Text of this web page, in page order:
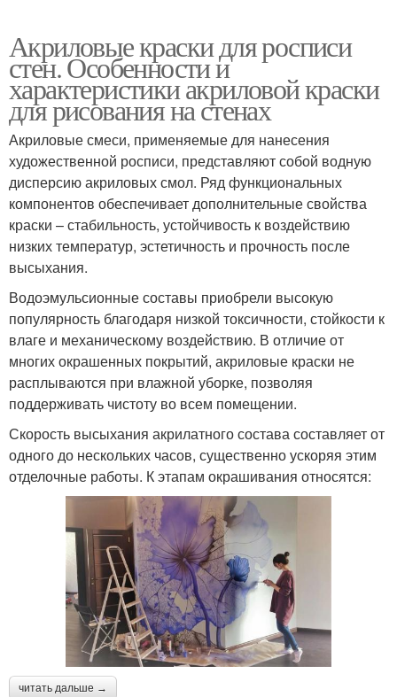
Акриловые краски для росписи
стен. Особенности и
характеристики акриловой краски
для рисования на стенах
Акриловые смеси, применяемые для нанесения
художественной росписи, представляют собой водную
дисперсию акриловых смол. Ряд функциональных
компонентов обеспечивает дополнительные свойства
краски – стабильность, устойчивость к воздействию
низких температур, эстетичность и прочность после
высыхания.
Водоэмульсионные составы приобрели высокую
популярность благодаря низкой токсичности, стойкости к
влаге и механическому воздействию. В отличие от
многих окрашенных покрытий, акриловые краски не
расплываются при влажной уборке, позволяя
поддерживать чистоту во всем помещении.
Скорость высыхания акрилатного состава составляет от
одного до нескольких часов, существенно ускоряя этим
отделочные работы. К этапам окрашивания относятся:
читать дальше →